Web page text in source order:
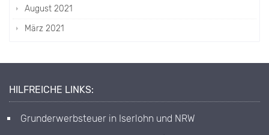
August 2021
März 2021
HILFREICHE LINKS:
Grunderwerbsteuer in Iserlohn und NRW